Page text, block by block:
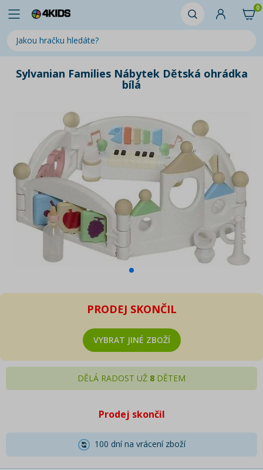
0
Sylvanian Families Nábytek Dětská ohrádka
bílá
PRODEJ SKONČIL
VYBRAT JINÉ ZBOŽÍ
DĚLÁ RADOST UŽ 8 DĚTEM
Prodej skončil
100 dní na vrácení zboží